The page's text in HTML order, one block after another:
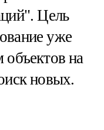
Цель
уже
объектов на
новых.